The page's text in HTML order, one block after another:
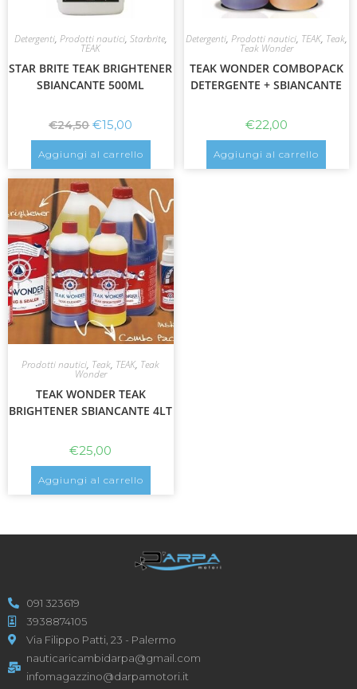
Detergenti, Prodotti nautici, Starbrite,
TEAK
STAR BRITE TEAK BRIGHTENER
SBIANCANTE 500ML
€24,50 €15,00
Aggiungi al carrello
Detergenti, Prodotti nautici, TEAK, Teak,
Teak Wonder
TEAK WONDER COMBOPACK
DETERGENTE + SBIANCANTE
€22,00
Aggiungi al carrello
Prodotti nautici, Teak, TEAK, Teak
Wonder
TEAK WONDER TEAK
BRIGHTENER SBIANCANTE 4LT
€25,00
Aggiungi al carrello
091 323619
3938874105
Via Filippo Patti, 23 - Palermo
nauticaricambidarpa@gmail.com
infomagazzino@darpamotori.it